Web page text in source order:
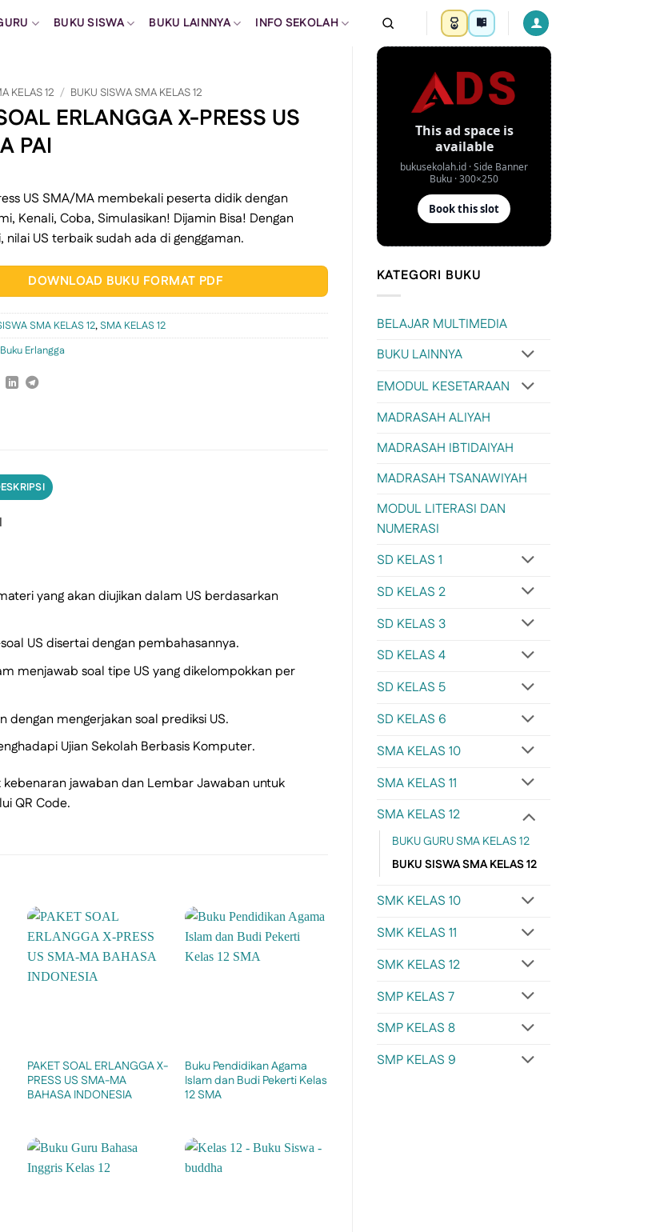
BUKU SISWA BUKU LAINNYA INFO SEKOLAH
KATEGORI BUKU
BELAJAR MULTIMEDIA
BUKU LAINNYA
EMODUL KESETARAAN
MADRASAH ALIYAH
MADRASAH IBTIDAIYAH
MADRASAH TSANAWIYAH
MODUL LITERASI DAN
NUMERASI
SD KELAS 1
SD KELAS 2
SD KELAS 3
SD KELAS 4
SD KELAS 5
SD KELAS 6
SMA KELAS 10
SMA KELAS 11
SMA KELAS 12
BUKU GURU SMA KELAS 12
BUKU SISWA SMA KELAS 12
SMK KELAS 10
SMK KELAS 11
SMK KELAS 12
SMP KELAS 7
SMP KELAS 8
SMP KELAS 9
KELAS 12 / BUKU SISWA SMA KELAS 12
ERLANGGA X-PRESS US
PAI
US SMA/MA membekali peserta didik dengan
Kenali, Coba, Simulasikan! Dijamin Bisa! Dengan
nilai US terbaik sudah ada di genggaman.
DOWNLOAD BUKU FORMAT PDF
SMA KELAS 12,SMA KELAS 12
Buku Erlangga
yang akan diujikan dalam US berdasarkan
US disertai dengan pembahasannya.
menjawab soal tipe US yang dikelompokkan per
dengan mengerjakan soal prediksi US.
Ujian Sekolah Berbasis Komputer.
jawaban dan Lembar Jawaban untuk
QR Code.
PAKET SOAL ERLANGGA X-
PRESS US SMA-MA
BAHASA INDONESIA
Buku Pendidikan Agama
Islam dan Budi Pekerti Kelas
12 SMA